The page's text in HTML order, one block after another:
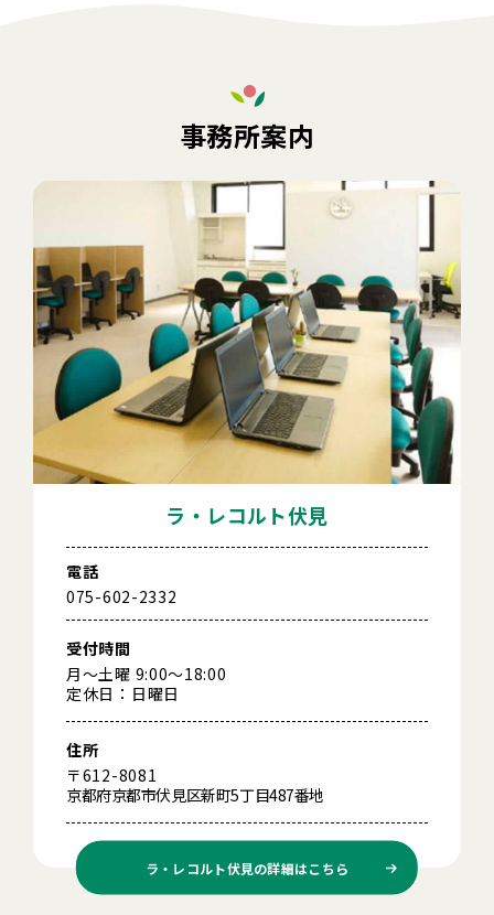
事務所案内
ラ・レコルト伏見
電話
075-602-2332
受付時間
月～土曜 9:00～18:00
定休日：日曜日
住所
〒612-8081
京都府京都市伏見区新町5丁目487番地
ラ・レコルト伏見の詳細はこちら